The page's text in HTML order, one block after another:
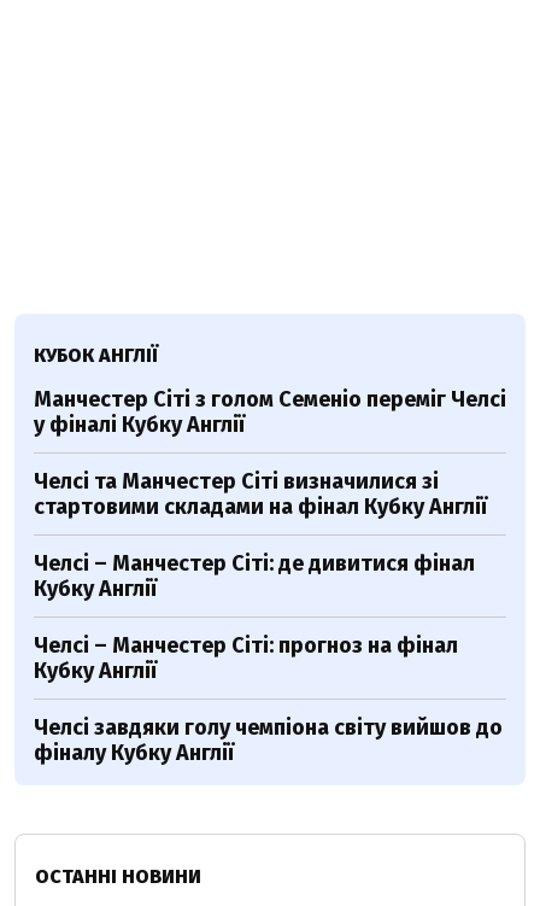
КУБОК АНГЛІЇ
Манчестер Сіті з голом Семеніо переміг Челсі
у фіналі Кубку Англії
Челсі та Манчестер Сіті визначилися зі
стартовими складами на фінал Кубку Англії
Челсі – Манчестер Сіті: де дивитися фінал
Кубку Англії
Челсі – Манчестер Сіті: прогноз на фінал
Кубку Англії
Челсі завдяки голу чемпіона світу вийшов до
фіналу Кубку Англії
ОСТАННІ НОВИНИ